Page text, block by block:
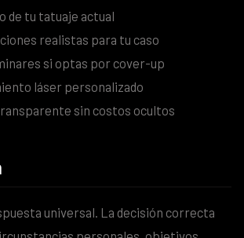
de tu tatuaje actual
realistas para tu caso
si optas por cover-up
láser personalizado
sin costos ocultos
universal. La decisión correcta